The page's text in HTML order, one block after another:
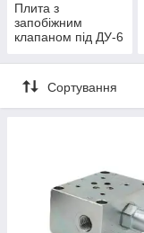
Плита з
запобіжним
клапаном під ДУ-6
Сортування